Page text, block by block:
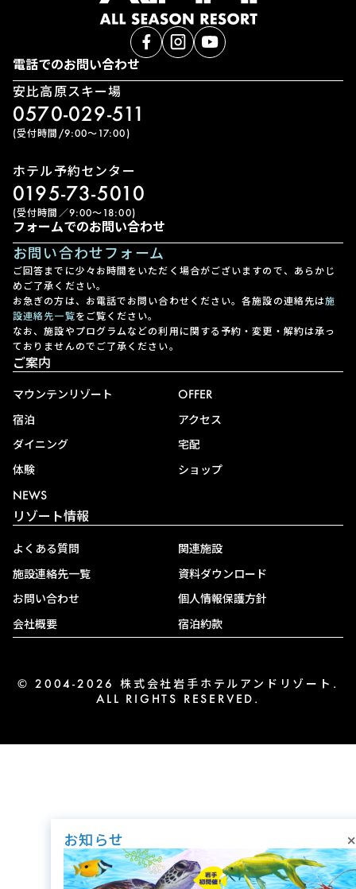
電話でのお問い合わせ
安比高原スキー場
0570-029-511
(受付時間/9:00〜17:00)
ホテル予約センター
0195-73-5010
(受付時間／9:00〜18:00)
フォームでのお問い合わせ
お問い合わせフォーム
ご回答までに少々お時間をいただく場合がございますので、あらかじ
めご了承ください。
お急ぎの方は、お電話でお問い合わせください。各施設の連絡先は施
設連絡先一覧をご覧ください。
なお、施設やプログラムなどの利用に関する予約・変更・解約は承っ
ておりませんのでご了承ください。
ご案内
マウンテンリゾート
宿泊
ダイニング
体験
NEWS
OFFER
アクセス
宅配
ショップ
リゾート情報
よくある質問
施設連絡先一覧
お問い合わせ
会社概要
関連施設
資料ダウンロード
個人情報保護方針
宿泊約款
© 2004-2026 株式会社岩手ホテルアンドリゾート.
ALL RIGHTS RESERVED.
お知らせ ×